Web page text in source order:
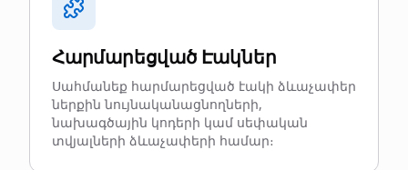
Հարմարեցված Էակներ
Սահմանեք հարմարեցված էակի ձևաչափեր
ներքին նույնականացնողների,
նախագծային կոդերի կամ սեփական
տվյալների ձևաչափերի համար։